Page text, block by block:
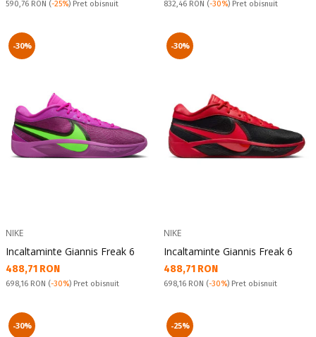
Pret obisnuit:
590,76 RON (-25%) Pret obisnuit Pret obisnuit:
832,46 RON (-30%) Pret obisnuit
-30%
NIKE
Incaltaminte Giannis Freak 6
Текуща цена:
488,71 RON
Pret obisnuit:
698,16 RON (-30%) Pret obisnuit
-30%
NIKE
Incaltaminte Giannis Freak 6
Текуща цена:
488,71 RON
Pret obisnuit:
698,16 RON (-30%) Pret obisnuit
-30% -25%